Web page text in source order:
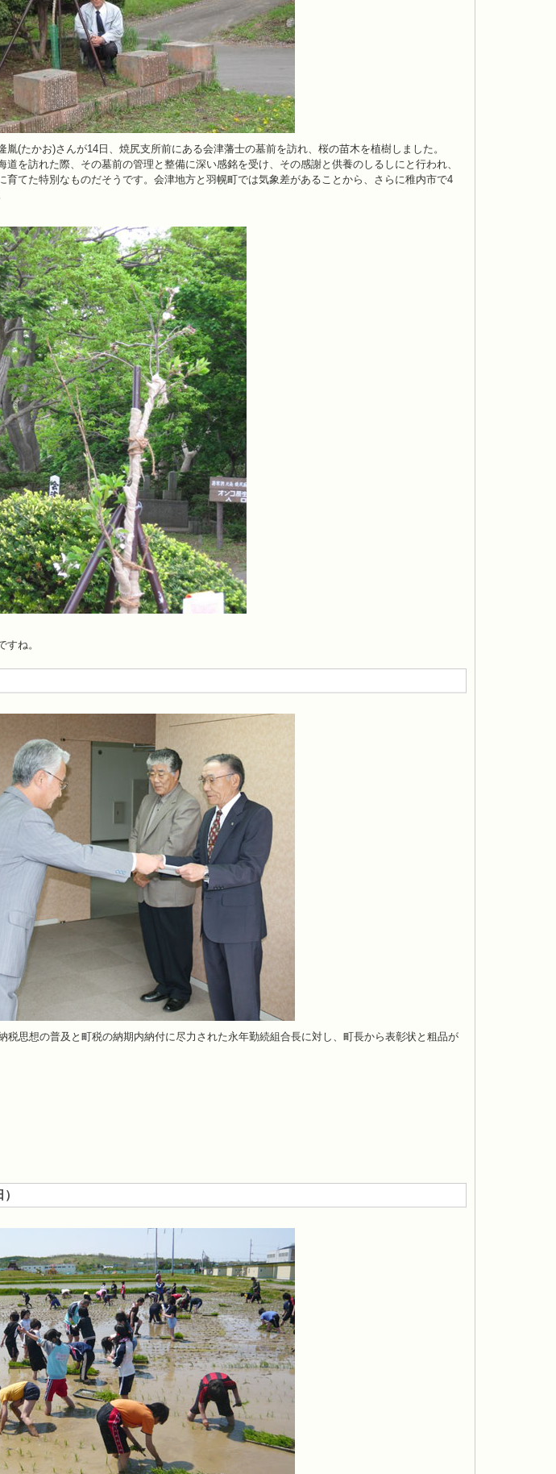
(たかお)さんが14日、焼尻支所前にある会津藩士の墓前を訪れ、桜の苗木を植樹しました。
を訪れた際、その墓前の管理と整備に深い感銘を受け、その感謝と供養のしるしにと行われ、
てた特別なものだそうです。会津地方と羽幌町では気象差があることから、さらに稚内市で4
ね。
税思想の普及と町税の納期内納付に尽力された永年勤続組合長に対し、町長から表彰状と粗品が
）